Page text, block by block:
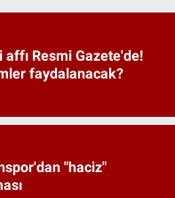
affı Resmi Gazete'de!
faydalanacak?
"haciz"